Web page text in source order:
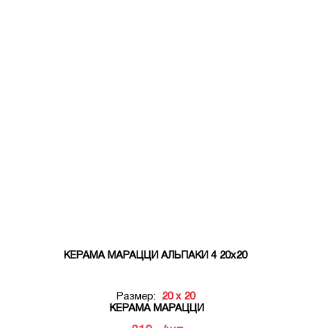
КЕРАМА МАРАЦЦИ АЛЬПАКИ 4 20х20
Размер:
20 x 20
КЕРАМА МАРАЦЦИ